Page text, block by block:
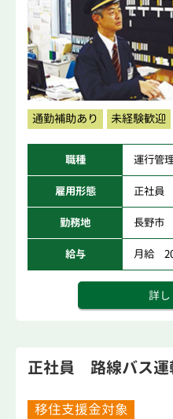
通勤補助あり 未経験歓迎
職種 運行管
雇用形態 正社員
勤務地 長野市
給与 月給
詳し
正社員 路線バス運
移住支援金対象